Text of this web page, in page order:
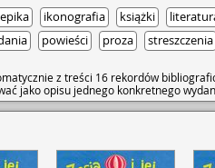
epika ikonografia książki
powieści proza streszczenia
z treści 16 rekordów
jako opisu jednego konkretnego